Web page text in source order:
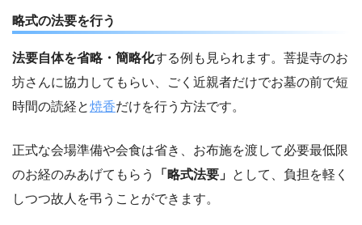
略式の法要を行う
法要自体を省略・簡略化する例も見られます。菩提寺のお
坊さんに協力してもらい、ごく近親者だけでお墓の前で短
時間の読経と焼香だけを行う方法です。
正式な会場準備や会食は省き、お布施を渡して必要最低限
のお経のみあげてもらう
「略式法要」 として、負担を軽く
しつつ故人を弔うことができます。